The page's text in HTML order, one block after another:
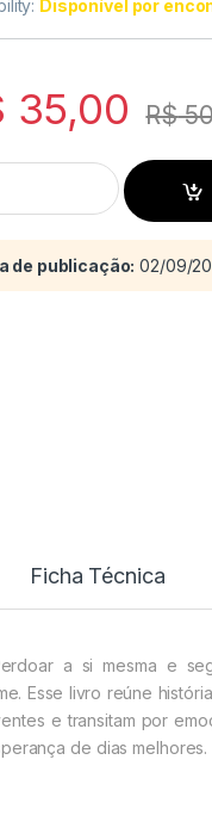
Disponível por
35,00 R$
nome quantity
de publicação: 02/09/
Ficha Técnica
a si mesma e
Esse livro reúne
e transitam por
de dias